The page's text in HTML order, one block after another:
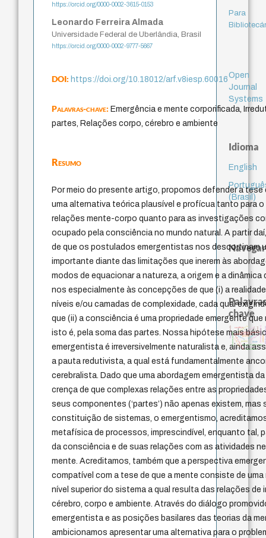
https://orcid.org/0000-0002-3615-0153
Leonardo Ferreira Almada
Universidade Federal de Uberlândia, Brasil
https://orcid.org/0000-0002-9777-5667
DOI:https://doi.org/10.18012/arf.v8iesp.60016
Palavras-chave:Emergência e mente corporificada,
partes, Relações corpo, cérebro e ambiente
Resumo
Por meio do presente artigo, propomos defender a tese
uma alternativa teórica plausível e profícua tanto para
relações mente-corpo quanto para as investigações
ocupado pela consciência no mundo natural. A partir
de que os postulados emergentistas nos descortinam
importante diante das limitações que inerem às
modos de equacionar a natureza, a origem e a dinâmica
nos especialmente às concepções de que (i) a
níveis e/ou camadas de complexidade, cada qual
que (ii) a consciência é uma propriedade emergente
isto é, pela soma das partes. Nossa hipótese mais
emergentista é irreversivelmente naturalista e, ainda
a pauta redutivista, a qual está fundamentalmente
cerebralista. Dado que uma abordagem emergentista
crença de que complexas relações entre as
seus componentes (‘partes’) não apenas existem, mas
constituição de sistemas, o emergentismo,
metafísica de processos, imprescindível, enquanto tal,
da consciência e de suas relações com as atividades
mente. Acreditamos, também que a perspectiva
compatível com a tese de que a mente consiste de
nível superior do sistema a qual resulta das relações
cérebro, corpo e ambiente. Através do diálogo
emergentista e as posições basilares das teorias da
ambicionamos apresentar uma alternativa para o
Para
Open
Journal
Systems
Idioma
English
(Brasil)
Navegar
chave
fundamentalismo
jacobiprotágoras
experiência temporal
metafísica do tempogénero
idade
intolerância
history of philosophy
homem-medidaj.c.m. netopalavra literatura (poética)
perdón
leyes
violencia
logos
lei
acquaintance
desejo
sacrifício
bataille mind
therapy
animais